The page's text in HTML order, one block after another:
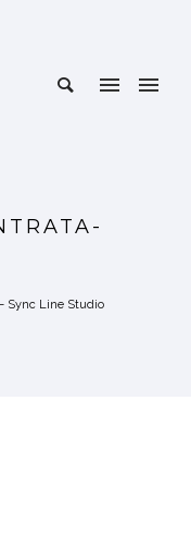
Sync Line Studio